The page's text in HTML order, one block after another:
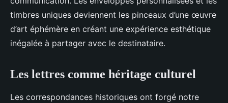
timbres uniques deviennent les pinceaux d’une œuvre
d’art éphémère en créant une expérience esthétique
inégalée à partager avec le destinataire.
Les lettres comme héritage culturel
Les correspondances historiques ont forgé notre